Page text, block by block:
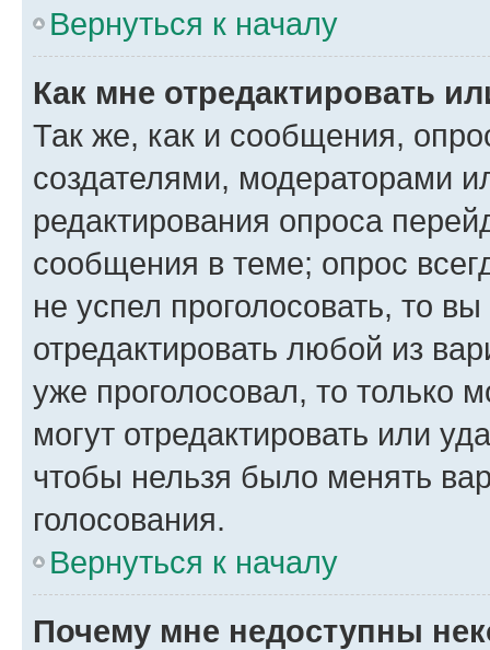
Вернуться к началу
Как мне отредактировать
Так же, как и сообщения,
создателями, модераторами
редактирования опроса
сообщения в теме; опрос
не успел проголосовать, то
отредактировать любой из
уже проголосовал, то только
могут отредактировать или
чтобы нельзя было менять
голосования.
Вернуться к началу
Почему мне недоступны